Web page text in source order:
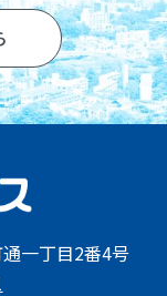
一丁目2番4号